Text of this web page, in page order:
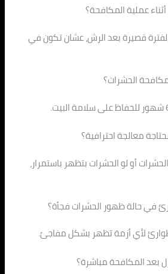
عملية المكافحة؟
قصيرة بعد الرش، عشان تكون في
الحشرات؟
معالجة احترافية؟
أو لو الحشرات بتظهر باستمرار،
في حالة ظهور الحشرات فجأة؟
طوارئ لأي أزمة تظهر بشكل مفاجئ.
بعد المكافحة مباشرة؟